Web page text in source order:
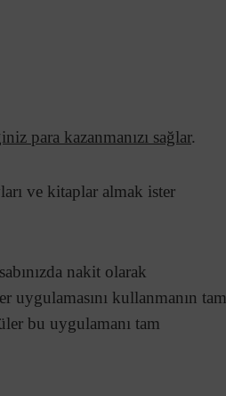
para kazanmanızı sağlar.
ve kitaplar almak ister
nakit olarak
kullanmanın tam
bu uygulamanı tam